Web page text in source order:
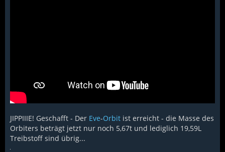
JIPPIIIE! Geschafft - Der Eve-Orbit ist erreicht - die Masse des
Orbiters beträgt jetzt nur noch 5,67t und lediglich 19,59L
Treibstoff sind übrig...